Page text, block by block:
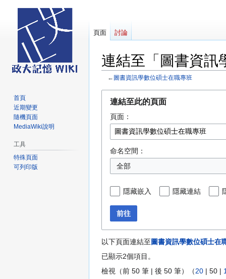
連結至「圖書資訊
← 圖書資訊學數位碩士在職專班
連結至此的頁面
頁面：
命名空間：
全部
隱藏嵌入 隱藏連結
前往
以下頁面連結至圖書資訊學數位碩士在
已顯示2個項目。
檢視（前 50 筆 | 後 50 筆）（20 | 50 |
頁面 討論
首頁
近期變更
隨機頁面
MediaWiki說明
工具
特殊頁面
可列印版